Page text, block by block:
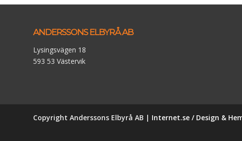
ANDERSSONS ELBYRÅ AB
Lysingsvägen 18
593 53 Västervik
Copyright Anderssons Elbyrå AB | Internet.se / Design &